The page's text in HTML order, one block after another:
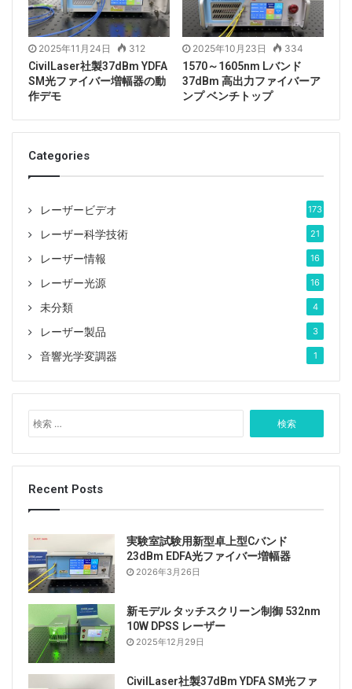
2025年11月24日 312
CivilLaser社製37dBm YDFA
SM光ファイバー増幅器の動
作デモ
2025年10月23日 334
1570～1605nm Lバンド
37dBm 高出力ファイバーア
ンプ ベンチトップ
Categories
レーザービデオ 173
レーザー科学技術 21
レーザー情報 16
レーザー光源 16
未分類 4
レーザー製品 3
音響光学変調器 1
索
:
Recent Posts
実験室試験用新型卓上型Cバンド
23dBm EDFA光ファイバー増幅器
2026年3月26日
新モデル タッチスクリーン制御 532nm
10W DPSS レーザー
2025年12月29日
CivilLaser社製37dBm YDFA SM光ファ